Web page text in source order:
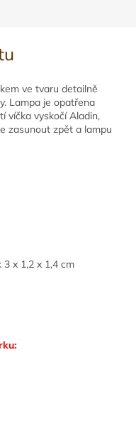
ve tvaru detailně
Lampa je opatřena
víčka vyskočí Aladin,
zasunout zpět a lampu
3 x 1,2 x 1,4 cm